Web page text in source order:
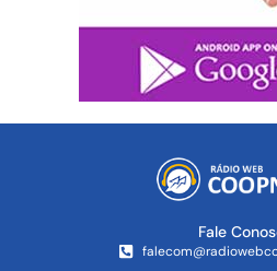
Fale